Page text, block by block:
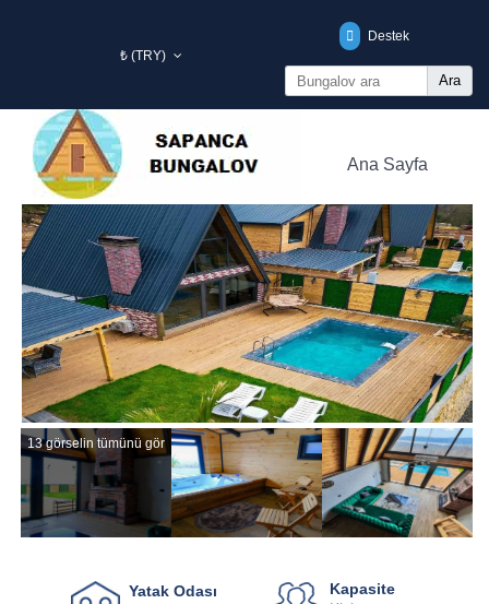
₺ (TRY)
Destek
Ara
Ana Sayfa
Bölgelerimiz Bungalov Tipi Bungalov Fiyatları
Yorumlar İletişim
FacebookTwitter InstagramYouTube
13 görselin tümünü gör
Yatak Odası
Kapasite